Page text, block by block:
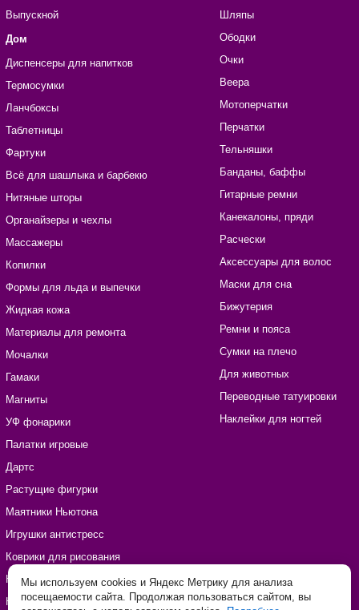
Выпускной
Дом
Диспенсеры для напитков
Термосумки
Ланчбоксы
Таблетницы
Фартуки
Всё для шашлыка и барбекю
Нитяные шторы
Органайзеры и чехлы
Массажеры
Копилки
Формы для льда и выпечки
Жидкая кожа
Материалы для ремонта
Мочалки
Гамаки
Магниты
УФ фонарики
Палатки игровые
Дартс
Растущие фигурки
Маятники Ньютона
Игрушки антистресс
Коврики для рисования
Наборы для рукоделия
Наклейки виниловые
Шляпы
Ободки
Очки
Веера
Мотоперчатки
Перчатки
Тельняшки
Банданы, баффы
Гитарные ремни
Канекалоны, пряди
Расчески
Аксессуары для волос
Маски для сна
Бижутерия
Ремни и пояса
Сумки на плечо
Для животных
Переводные татуировки
Наклейки для ногтей
Мы используем cookies и Яндекс Метрику для анализа
посещаемости сайта. Продолжая пользоваться сайтом, вы